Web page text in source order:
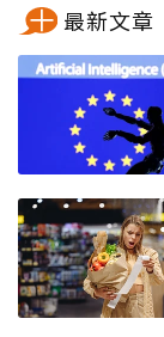
最新文章